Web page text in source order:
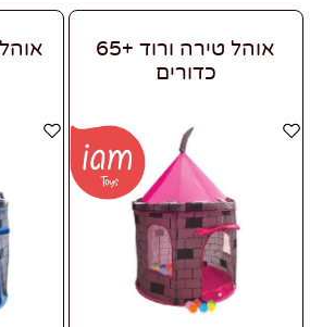
אוהל טירה ורוד +65
כדורים